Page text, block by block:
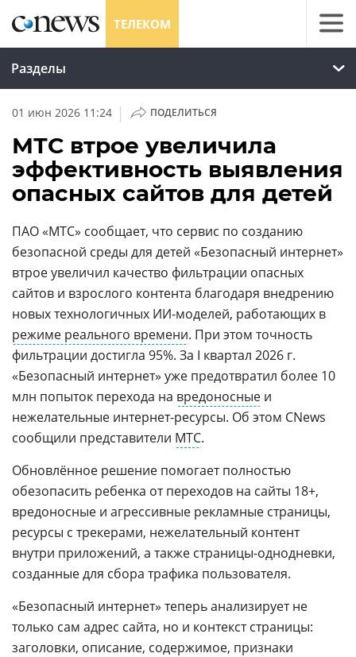
ТЕЛЕКОМ
Разделы
01 июн 2026 11:24 | ПОДЕЛИТЬСЯ
МТС втрое увеличила
эффективность выявления
опасных сайтов для детей
ПАО «МТС» сообщает, что сервис по созданию
безопасной среды для детей «Безопасный интернет»
втрое увеличил качество фильтрации опасных
сайтов и взрослого контента благодаря внедрению
новых технологичных ИИ-моделей, работающих в
режиме реального времени. При этом точность
фильтрации достигла 95%. За I квартал 2026 г.
«Безопасный интернет» уже предотвратил более 10
млн попыток перехода на вредоносные и
нежелательные интернет-ресурсы. Об этом CNews
сообщили представители МТС.
Обновлённое решение помогает полностью
обезопасить ребенка от переходов на сайты 18+,
вредоносные и агрессивные рекламные страницы,
ресурсы с трекерами, нежелательный контент
внутри приложений, а также страницы-однодневки,
созданные для сбора трафика пользователя.
«Безопасный интернет» теперь анализирует не
только сам адрес сайта, но и контекст страницы:
заголовки, описание, содержимое, признаки